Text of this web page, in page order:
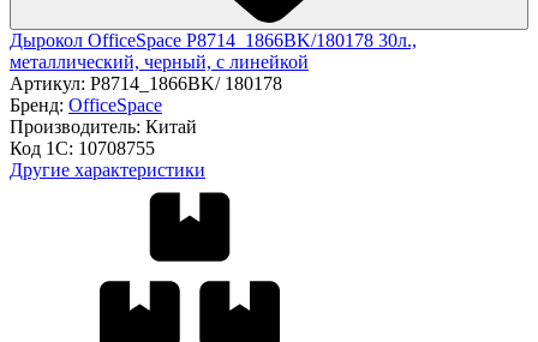
Дырокол OfficeSpace P8714_1866BK/180178 30л.,
металлический, черный, с линейкой
Артикул: P8714_1866BK/ 180178
Бренд: OfficeSpace
Производитель: Китай
Код 1С: 10708755
Другие характеристики